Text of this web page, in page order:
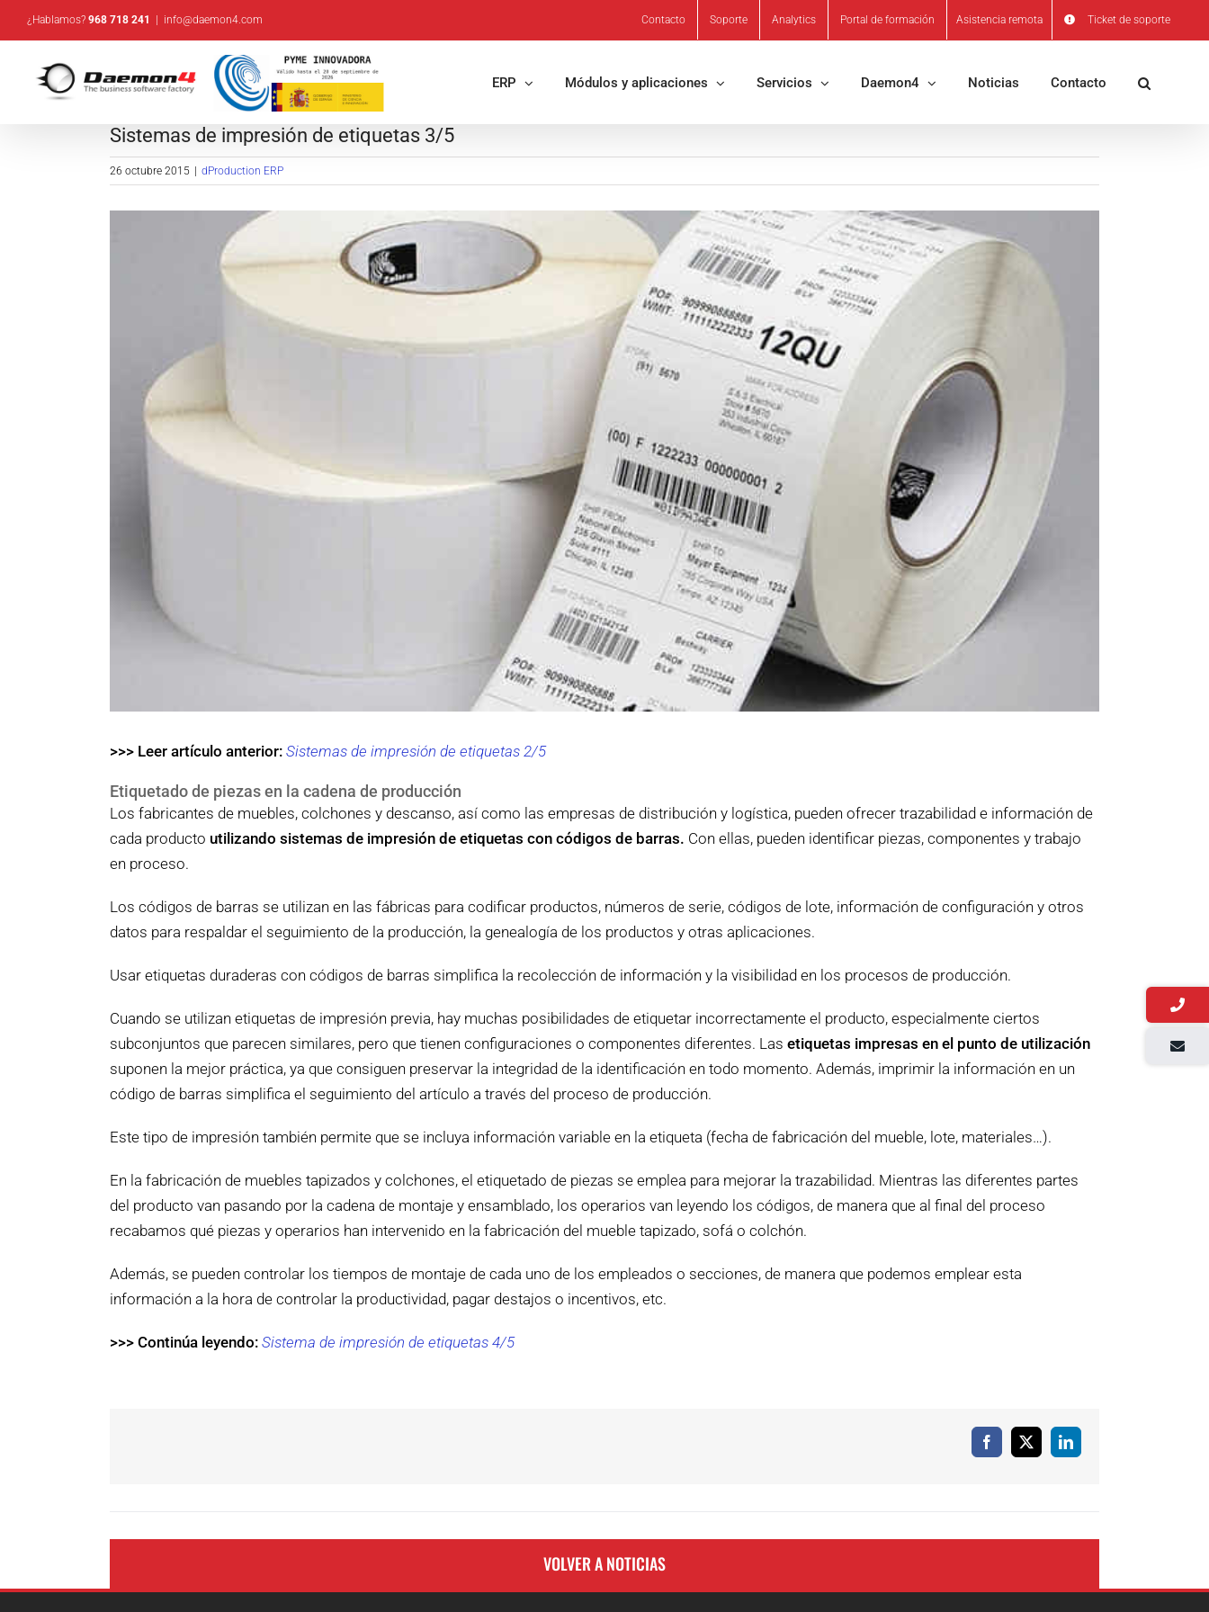
Saltar
al
contenido
¿Hablamos? 968 718 241 info@daemon4.com Contacto Soporte Analytics Portal de formación Asistencia remota Ticket de soporte
ERP Módulos y aplicaciones Servicios Daemon4 Noticias Contacto
Sistemas de impresión de etiquetas 3/5
26 octubre 2015 dProduction ERP
>>> Leer artículo anterior: Sistemas de impresión de etiquetas 2/5
Etiquetado de piezas en la cadena de producción
Los fabricantes de muebles, colchones y descanso, así como las empresas de distribución y logística, pueden ofrecer trazabilidad e información de
cada producto utilizando sistemas de impresión de etiquetas con códigos de barras. Con ellas, pueden identificar piezas, componentes y trabajo
en proceso.
Los códigos de barras se utilizan en las fábricas para codificar productos, números de serie, códigos de lote, información de configuración y otros
datos para respaldar el seguimiento de la producción, la genealogía de los productos y otras aplicaciones.
Usar etiquetas duraderas con códigos de barras simplifica la recolección de información y la visibilidad en los procesos de producción.
Cuando se utilizan etiquetas de impresión previa, hay muchas posibilidades de etiquetar incorrectamente el producto, especialmente ciertos
subconjuntos que parecen similares, pero que tienen configuraciones o componentes diferentes. Las etiquetas impresas en el punto de utilización
suponen la mejor práctica, ya que consiguen preservar la integridad de la identificación en todo momento. Además, imprimir la información en un
código de barras simplifica el seguimiento del artículo a través del proceso de producción.
Este tipo de impresión también permite que se incluya información variable en la etiqueta (fecha de fabricación del mueble, lote, materiales…).
En la fabricación de muebles tapizados y colchones, el etiquetado de piezas se emplea para mejorar la trazabilidad. Mientras las diferentes partes
del producto van pasando por la cadena de montaje y ensamblado, los operarios van leyendo los códigos, de manera que al final del proceso
recabamos qué piezas y operarios han intervenido en la fabricación del mueble tapizado, sofá o colchón.
Además, se pueden controlar los tiempos de montaje de cada uno de los empleados o secciones, de manera que podemos emplear esta
información a la hora de controlar la productividad, pagar destajos o incentivos, etc.
>>> Continúa leyendo: Sistema de impresión de etiquetas 4/5
Facebook
X LinkedIn
VOLVER A NOTICIAS